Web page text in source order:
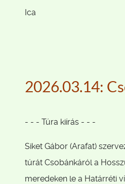
Ica
2026.03.14:
- - - Túra kiírás - - -
Siket Gábor (Arafat)
túrát Csobánkáról a
meredeken le a Határréti